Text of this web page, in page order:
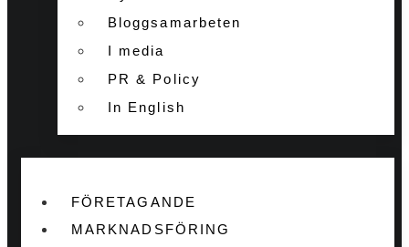
Bloggsamarbeten
I media
PR & Policy
In English
FÖRETAGANDE
MARKNADSFÖRING